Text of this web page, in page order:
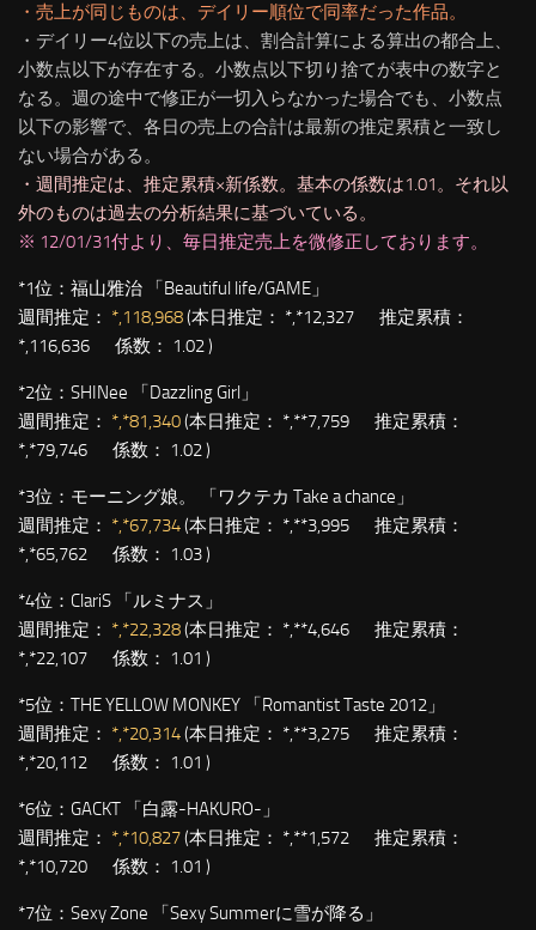
・売上が同じものは、デイリー順位で同率だった作品。
・デイリー4位以下の売上は、割合計算による算出の都合上、
小数点以下が存在する。小数点以下切り捨てが表中の数字と
なる。週の途中で修正が一切入らなかった場合でも、小数点
以下の影響で、各日の売上の合計は最新の推定累積と一致し
ない場合がある。
・週間推定は、推定累積×新係数。基本の係数は1.01。それ以
外のものは過去の分析結果に基づいている。
※ 12/01/31付より、毎日推定売上を微修正しております。
*1位： 福山雅治 「Beautiful life/GAME」
週間推定： *,118,968(本日推定： *,*12,327 推定累積：
*,116,636 係数： 1.02 )
*2位： SHINee 「Dazzling Girl」
週間推定： *,*81,340(本日推定： *,**7,759 推定累積：
*,*79,746 係数： 1.02 )
*3位： モーニング娘。 「ワクテカ Take a chance」
週間推定： *,*67,734(本日推定： *,**3,995 推定累積：
*,*65,762 係数： 1.03 )
*4位： ClariS 「ルミナス」
週間推定： *,*22,328(本日推定： *,**4,646 推定累積：
*,*22,107 係数： 1.01 )
*5位： THE YELLOW MONKEY 「Romantist Taste 2012」
週間推定： *,*20,314(本日推定： *,**3,275 推定累積：
*,*20,112 係数： 1.01 )
*6位： GACKT 「白露-HAKURO-」
週間推定： *,*10,827(本日推定： *,**1,572 推定累積：
*,*10,720 係数： 1.01 )
*7位： Sexy Zone 「Sexy Summerに雪が降る」